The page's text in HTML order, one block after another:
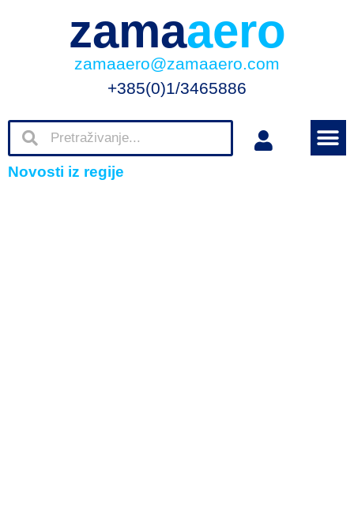
zamaaero
zamaaero@zamaaero.com
+385(0)1/3465886
Novosti iz regije